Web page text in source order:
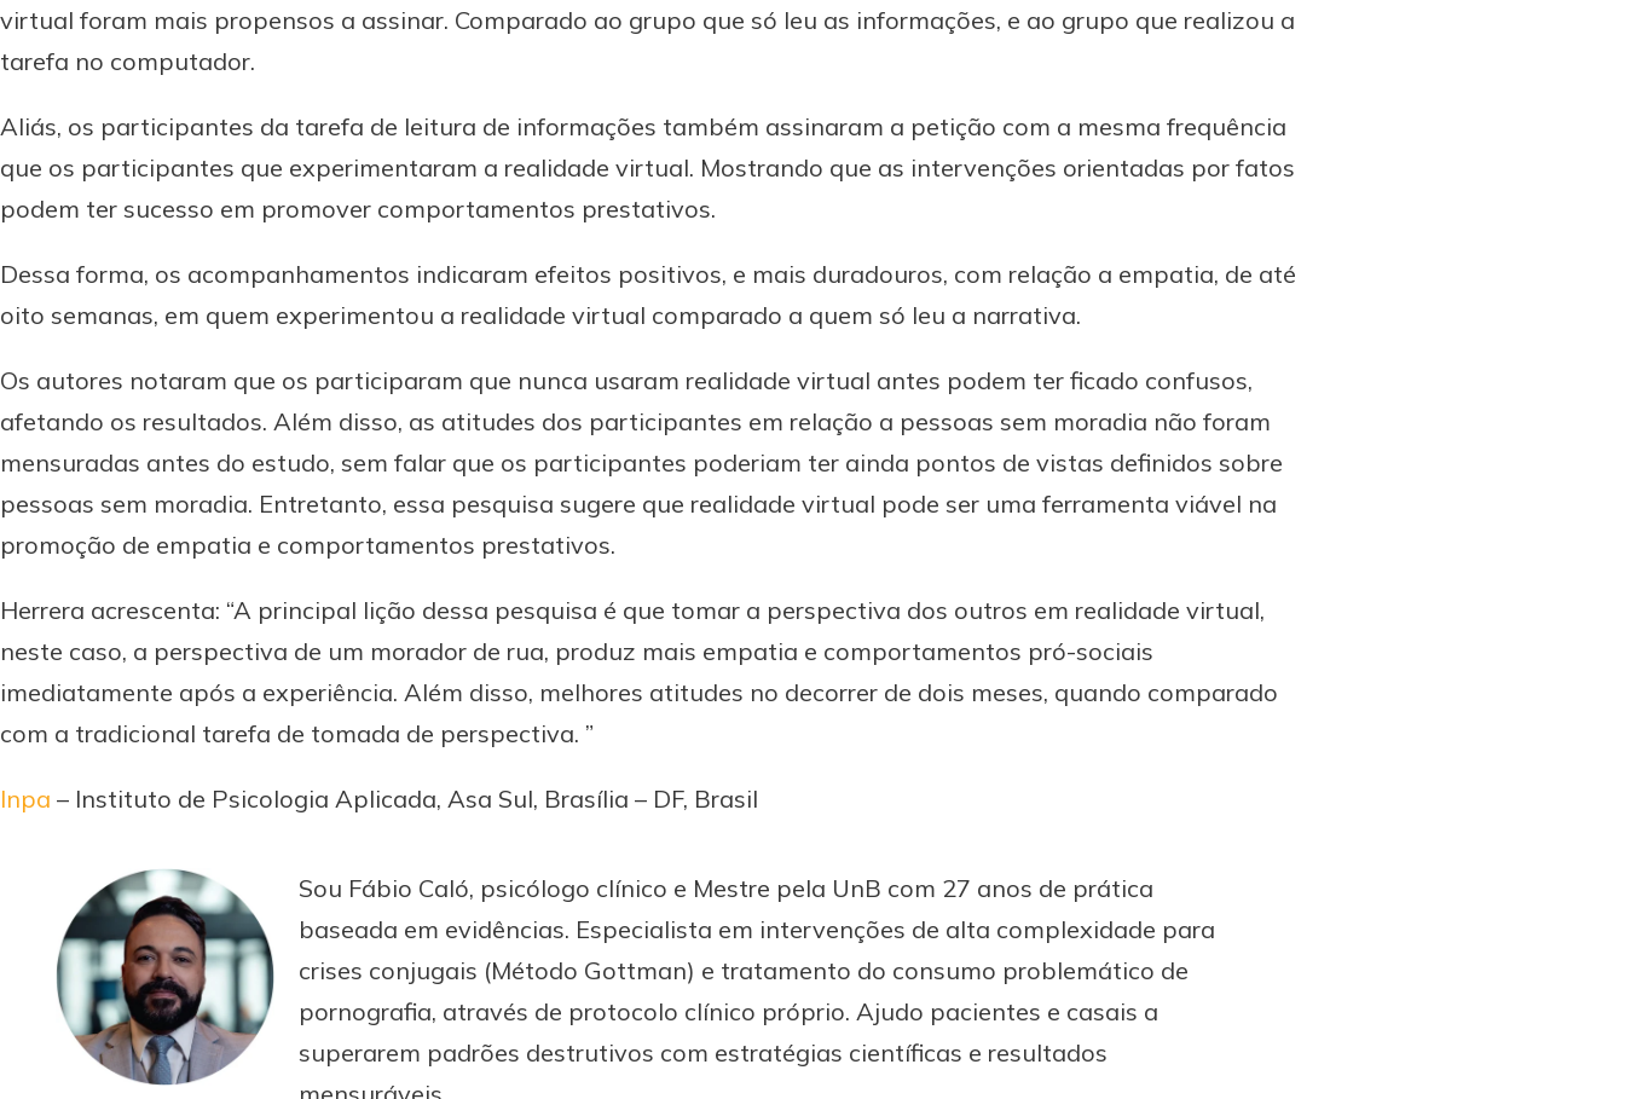
virtual foram mais propensos a assinar. Comparado ao grupo que só leu as informações, e ao grupo que realizou a
tarefa no computador.
Aliás, os participantes da tarefa de leitura de informações também assinaram a petição com a mesma frequência
que os participantes que experimentaram a realidade virtual. Mostrando que as intervenções orientadas por fatos
podem ter sucesso em promover comportamentos prestativos.
Dessa forma, os acompanhamentos indicaram efeitos positivos, e mais duradouros, com relação a empatia, de até
oito semanas, em quem experimentou a realidade virtual comparado a quem só leu a narrativa.
Os autores notaram que os participaram que nunca usaram realidade virtual antes podem ter ficado confusos,
afetando os resultados. Além disso, as atitudes dos participantes em relação a pessoas sem moradia não foram
mensuradas antes do estudo, sem falar que os participantes poderiam ter ainda pontos de vistas definidos sobre
pessoas sem moradia. Entretanto, essa pesquisa sugere que realidade virtual pode ser uma ferramenta viável na
promoção de empatia e comportamentos prestativos.
Herrera acrescenta: “A principal lição dessa pesquisa é que tomar a perspectiva dos outros em realidade virtual,
neste caso, a perspectiva de um morador de rua, produz mais empatia e comportamentos pró-sociais
imediatamente após a experiência. Além disso, melhores atitudes no decorrer de dois meses, quando comparado
com a tradicional tarefa de tomada de perspectiva. ”
Inpa – Instituto de Psicologia Aplicada, Asa Sul, Brasília – DF, Brasil
Sou Fábio Caló, psicólogo clínico e Mestre pela UnB com 27 anos de prática
baseada em evidências. Especialista em intervenções de alta complexidade para
crises conjugais (Método Gottman) e tratamento do consumo problemático de
pornografia, através de protocolo clínico próprio. Ajudo pacientes e casais a
superarem padrões destrutivos com estratégias científicas e resultados